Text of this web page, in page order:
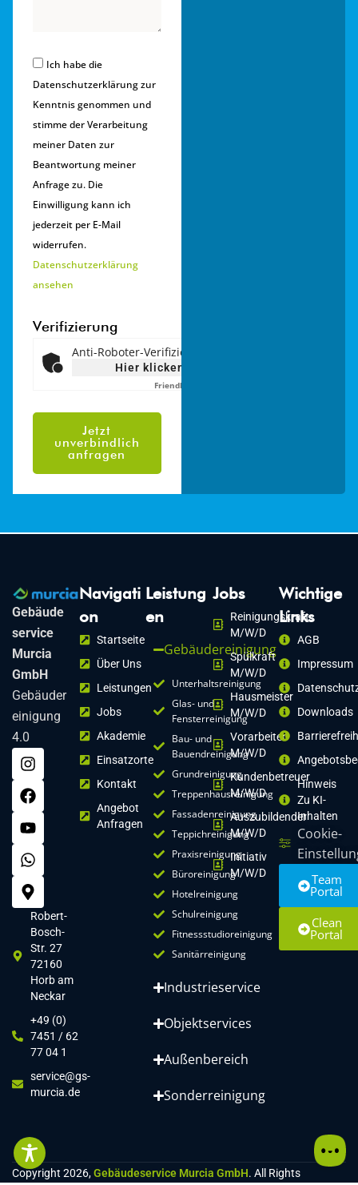
Ich habe die
Datenschutzerklärung zur
Kenntnis genommen und
stimme der Verarbeitung
meiner Daten zur
Beantwortung meiner
Anfrage zu. Die
Einwilligung kann ich
jederzeit per E-Mail
widerrufen.
Datenschutzerklärung
ansehen
Verifizierung
Anti-Roboter-Verifizierung
Hier klicken
Friendly
Jetzt
unverbindlich
anfragen
Gebäude
service
Murcia
GmbH
Gebäuder
einigung
4.0
Robert-
Bosch-
Str. 27
72160
Horb am
Neckar
+49 (0)
7451 / 62
77 04 1
service@gs-
murcia.de
Navigati
on
Startseite
Über Uns
Leistungen
Jobs
Akademie
Einsatzorte
Kontakt
Angebot
Anfragen
Leistung
en
Gebäudereinigung
Unterhaltsreinigung
Glas- und
Fensterreinigung
Bau- und
Bauendreinigung
Grundreinigung
Treppenhausreinigung
Fassadenreinigung
Teppichreinigung
Praxisreinigung
Büroreinigung
Hotelreinigung
Schulreinigung
Fitnessstudioreinigung
Sanitärreinigung
Industrieservice
Objektservices
Außenbereich
Sonderreinigung
Jobs
Reinigungskraft
M/w/d
Spülkraft
M/w/d
Hausmeister
M/w/d
Vorarbeiter
M/w/d
Kundenbetreuer
M/w/d
Auszubildender
M/w/d
Initiativ
M/w/d
Wichtige
Links
AGB
Impressum
Downloads
Hinweis
Zu KI-
Inhalten
Cookie-
Team
Portal
Clean
Portal
Copyright 2026,Gebäudeservice Murcia GmbH. All Rights